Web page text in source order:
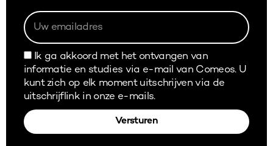
Ik ga akkoord met het ontvangen van
informatie en studies via e-mail van Comeos. U
kunt zich op elk moment uitschrijven via de
uitschrijflink in onze e-mails.
Versturen